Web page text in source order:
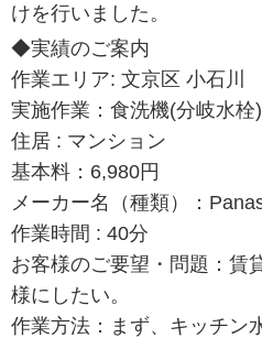
けを行いました。
◆実績のご案内
作業エリア: 文京区 小石川
実施作業：食洗機(分岐水栓
住居 : マンション
基本料：6,980円
メーカー名（種類）：
作業時間 : 40分
お客様のご要望・問題：賃
様にしたい。
作業方法：まず、キッチン